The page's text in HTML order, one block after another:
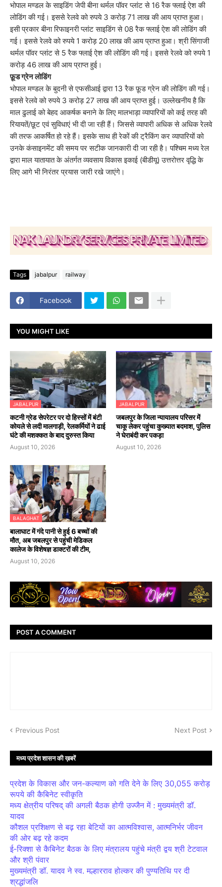
भोपाल मण्डल के साइडिंग जेपी बीना थर्मल पॉवर प्लांट से 16 रैक फ्लाई ऐश की
लोडिंग की गई। इससे रेलवे को रुपये 3 करोड़ 71 लाख की आय प्राप्त हुआ।
इसी प्रकार बीना रिफाइनरी प्लांट साइडिंग से 08 रैक फ्लाई ऐश की लोडिंग की
गई। इससे रेलवे को रुपये 1 करोड़ 20 लाख की आय प्राप्त हुआ। श्री सिंगाजी
थर्मल पॉवर प्लांट से 5 रैक फ्लाई ऐश की लोडिंग की गई। इससे रेलवे को रुपये 1
करोड़ 46 लाख की आय प्राप्त हुई।
फ़ूड ग्रेन लोडिंग
भोपाल मण्डल के बुदनी से एफसीआई द्वारा 13 रैक फ़ूड ग्रेन की लोडिंग की गई।
इससे रेलवे को रुपये 3 करोड़ 27 लाख की आय प्राप्त हुई। उल्लेखनीय है कि
माल ढुलाई को बेहद आकर्षक बनाने के लिए मालभाड़ा व्यापारियों को कई तरह की
रियायतें/छूट एवं सुविधाएं भी दी जा रही हैं। जिससे व्यापारी अधिक से अधिक रेलवे
की तरफ आकर्षित हो रहे हैं। इसके साथ ही रेकों की ट्रैकिंग कर व्यापारियों को
उनके कंसाइनमेंट की समय पर सटीक जानकारी दी जा रही है। पश्चिम मध्य रेल
द्वारा माल यातायात के अंतर्गत व्यवसाय विकास इकाई (बीडीयू) उत्तरोत्तर वृद्धि के
लिए आगे भी निरंतर प्रयास जारी रखे जाएंगे।
Tags jabalpur railway
Facebook
YOU MIGHT LIKE
JABALPUR
कटनी ग्रेड सेपरेटर पर दो हिस्सों में बंटी
कोयले से लदी मालगाड़ी, रेलकर्मियों ने ढाई
घंटे की मशक्कत के बाद दुरुस्त किया
August 10, 2026
JABALPUR
जबलपुर के जिला न्यायालय परिसर में
चाकू लेकर पहुंचा कुख्यात बदमाश, पुलिस
ने घेराबंदी कर पकड़ा
August 10, 2026
BALAGHAT
बालाघाट में गंदे पानी से हुई 6 बच्चों की
मौत, अब जबलपुर से पहुंची मेडिकल
कालेज के विशेषज्ञ डाक्टरों की टीम,
August 10, 2026
POST A COMMENT
Previous Post Next Post
मध्य प्रदेश शासन की ख़बरें
प्रदेश के विकास और जन-कल्याण को गति देने के लिए 30,055 करोड़
रूपये की कैबिनेट स्वीकृति
मध्य क्षेत्रीय परिषद् की अगली बैठक होगी उज्जैन में : मुख्यमंत्री डॉ.
यादव
कौशल प्रशिक्षण से बढ़ रहा बेटियों का आत्मविश्वास, आत्मनिर्भर जीवन
की ओर बढ़ रहे कदम
ई-रिक्शा से कैबिनेट बैठक के लिए मंत्रालय पहुंचे मंत्री द्वय श्री टेटवाल
और श्री पंवार
मुख्यमंत्री डॉ. यादव ने स्व. मल्हारराव होल्कर की पुण्यतिथि पर दी
श्रद्धांजलि